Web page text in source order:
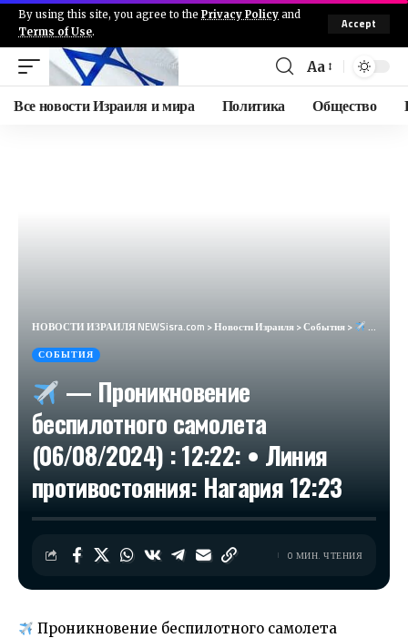
By using this site, you agree to the Privacy Policy and
Terms of Use.
Accept
Aa
Все новости Израиля и мира Политика Общество
НОВОСТИ ИЗРАИЛЯ NEWSisra.com >Новости Израиля>События>
СОБЫТИЯ
— Проникновение
беспилотного самолета
(06/08/2024) : 12:22: • Линия
противостояния: Нагария 12:23
0 МИН. ЧТЕНИЯ
Проникновение беспилотного самолета